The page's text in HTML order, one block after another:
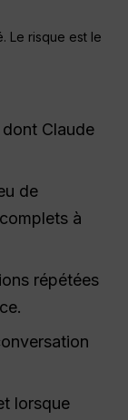
Le risque est le
Claude
de
à
répétées
lorsque